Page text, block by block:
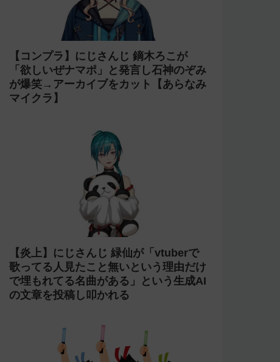
【コンプラ】にじさんじ 鏑木ろこが
「欲しいぜナマポ」と発言し石神のぞみ
が爆笑→アーカイブをカット【あらなみ
マイクラ】
【炎上】にじさんじ 緑仙が「vtuberで
歌ってる人見たこと無いという理由だけ
で埋もれてる名曲がある」という生成AI
の文章を投稿し叩かれる